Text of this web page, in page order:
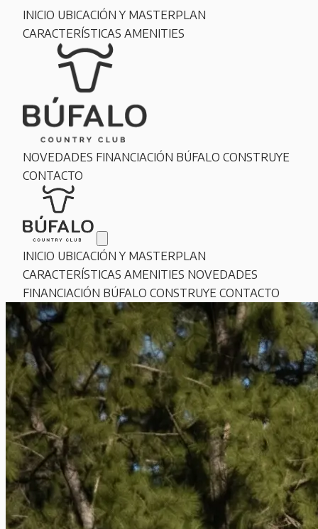
INICIO UBICACIÓN Y MASTERPLAN
CARACTERÍSTICAS AMENITIES
NOVEDADES FINANCIACIÓN BÚFALO CONSTRUYE
CONTACTO
INICIO UBICACIÓN Y MASTERPLAN
CARACTERÍSTICAS AMENITIES NOVEDADES
FINANCIACIÓN BÚFALO CONSTRUYE CONTACTO